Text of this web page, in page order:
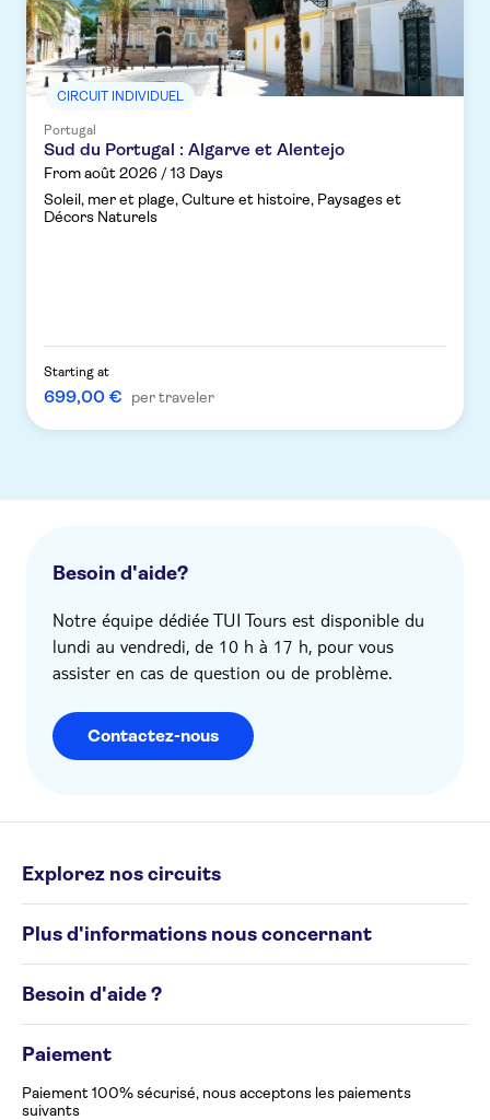
CIRCUIT INDIVIDUEL
Portugal
Sud du Portugal : Algarve et Alentejo
From août 2026 / 13 Days
Soleil, mer et plage, Culture et histoire, Paysages et
Décors Naturels
Starting at
699,00 € per traveler
Besoin d'aide?
Notre équipe dédiée TUI Tours est disponible du
lundi au vendredi, de 10 h à 17 h, pour vous
assister en cas de question ou de problème.
Contactez-nous
Explorez nos circuits
Circuits de groupe
Destinations
Plus d'informations nous concernant
Politique en matière de cookies
Avis de confidentialité
Gérez vos préférences en matière de cookies
Besoin d'aide ?
Formulaire de plainte
Paiement
Paiement 100% sécurisé, nous acceptons les paiements
suivants